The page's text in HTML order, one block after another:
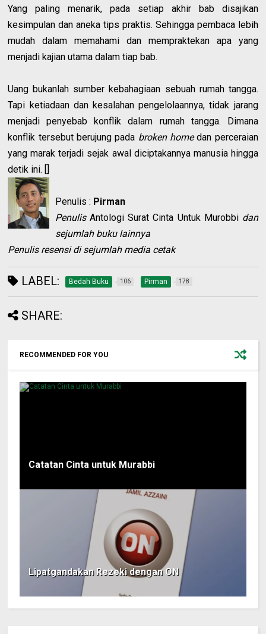
Yang paling menarik, pada setiap akhir bab disajikan
kesimpulan dan aneka tips praktis. Sehingga pembaca lebih
mudah dalam memahami dan mempraktekan apa yang
menjadi kajian utama dalam tiap bab.
Uang bukanlah sumber kebahagiaan sebuah rumah tangga.
Tapi ketiadaan dan kesalahan pengelolaannya, tidak jarang
menjadi penyebab konflik dalam rumah tangga. Dimana
konflik tersebut berujung pada broken homedan perceraian
yang marak terjadi sejak awal diciptakannya manusia hingga
detik ini. []
Penulis : Pirman
PenulisAntologi Surat Cinta Untuk Murobbi dan
sejumlah buku lainnya
Penulis resensi di sejumlah media cetak
LABEL: Bedah Buku 106 Pirman 178
SHARE:
RECOMMENDED FOR YOU
Catatan Cinta untuk Murabbi
Lipatgandakan Rezeki dengan ON